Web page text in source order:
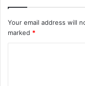
Your email address will
marked *